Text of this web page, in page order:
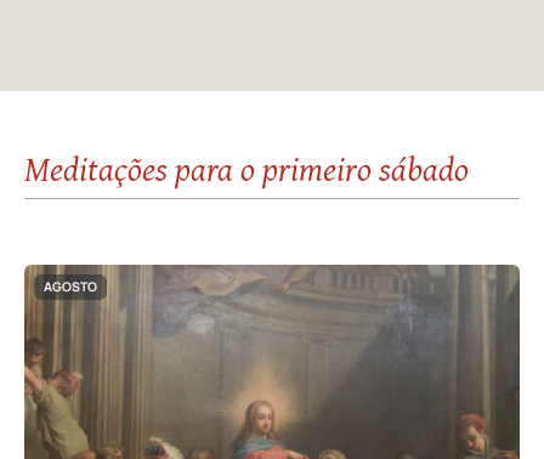
Meditações para o primeiro sábado
AGOSTO